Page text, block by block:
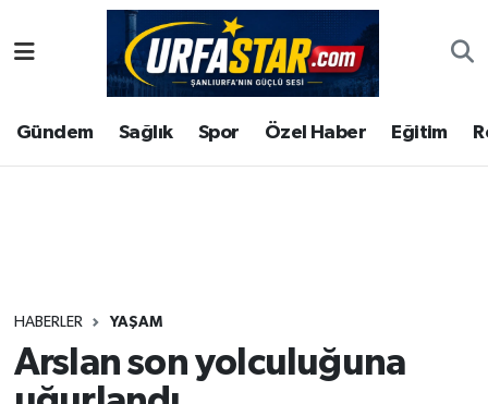
Gündem Sağlık Spor Özel Haber Eğitim
HABERLER YAŞAM
Arslan son yolculuğuna
ASAYİS
ÇEVRE
Gündem
Şanlıurfa Nöbetçi Eczaneler
Şanlıurfa Hava Durumu
Tüm Manşetler